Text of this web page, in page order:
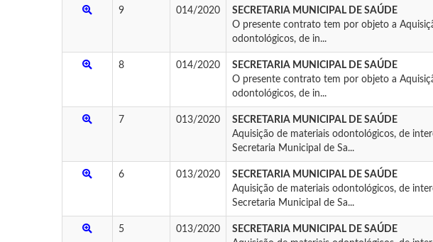
9 014/2020
SECRETARIA MUNICIPAL DE SAÚDE
O presente contrato tem por objeto a
odontológicos, de in...
8 014/2020
SECRETARIA MUNICIPAL DE SAÚDE
O presente contrato tem por objeto a
odontológicos, de in...
7 013/2020
SECRETARIA MUNICIPAL DE SAÚDE
Aquisição de materiais odontológicos, de
Secretaria Municipal de Sa...
6 013/2020
SECRETARIA MUNICIPAL DE SAÚDE
Aquisição de materiais odontológicos, de
Secretaria Municipal de Sa...
5 013/2020
SECRETARIA MUNICIPAL DE SAÚDE